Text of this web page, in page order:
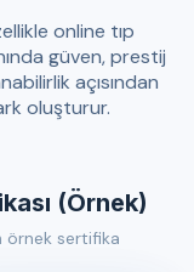
online tıp
güven, prestij
açısından
oluşturur.
(Örnek)
örnek sertifika